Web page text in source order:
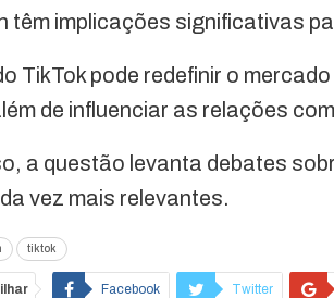
têm implicações significativas
TikTok pode redefinir o
de influenciar as relações
a questão levanta debates
vez mais relevantes.
tiktok
Facebook Twitter